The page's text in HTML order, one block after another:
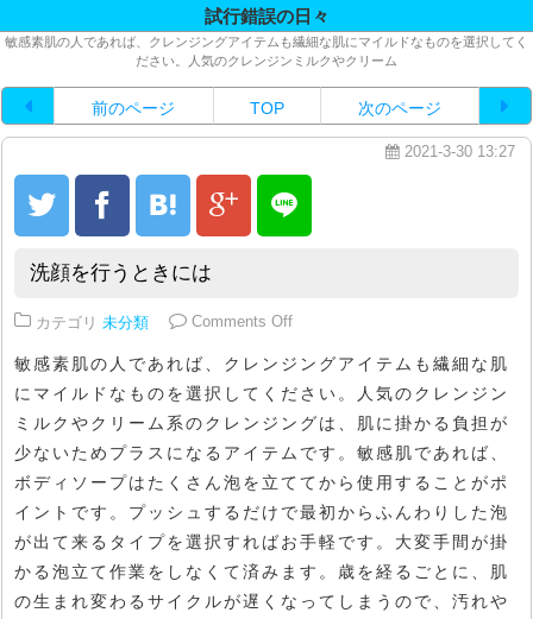
試行錯誤の日々
敏感素肌の人であれば、クレンジングアイテムも繊細な肌にマイルドなものを選択してく
ださい。人気のクレンジンミルクやクリーム
前のページ TOP 次のページ
2021-3-30 13:27
洗顔を行うときには
カテゴリ 未分類 Comments Offon 洗顔を行うときには
敏感素肌の人であれば、クレンジングアイテムも繊細な肌
にマイルドなものを選択してください。人気のクレンジン
ミルクやクリーム系のクレンジングは、肌に掛かる負担が
少ないためプラスになるアイテムです。敏感肌であれば、
ボディソープはたくさん泡を立ててから使用することがポ
イントです。プッシュするだけで最初からふんわりした泡
が出て来るタイプを選択すればお手軽です。大変手間が掛
かる泡立て作業をしなくて済みます。歳を経るごとに、肌
の生まれ変わるサイクルが遅くなってしまうので、汚れや